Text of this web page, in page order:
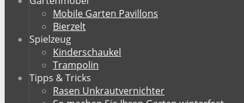
Mobile Garten Pavillons
Bierzelt
Spielzeug
Kinderschaukel
Trampolin
Tipps & Tricks
Rasen Unkrautvernichter